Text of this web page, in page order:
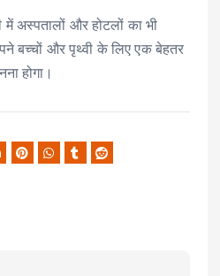
में अस्पतालों और होटलों का भी
बच्चों और पृथ्वी के लिए एक बेहतर
होगा।